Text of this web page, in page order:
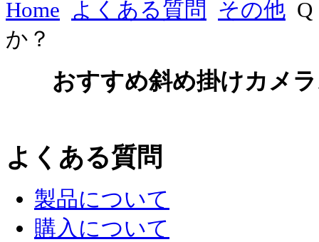
Home よくある質問 その他
か？
おすすめ斜め掛けカメ
よくある質問
製品について
購入について